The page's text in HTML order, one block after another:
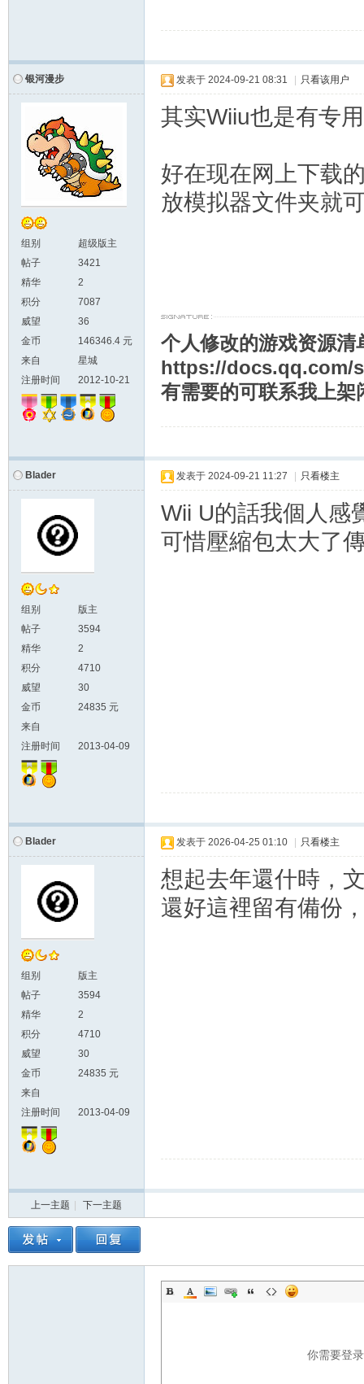
银河漫步
组别
超级版主
帖子
3421
精华
2
积分
7087
威望
36
金币
146346.4 元
来自
星城
注册时间
2012-10-21
发表于 2024-09-21 08:31 只看该用户
其实Wiiu也是有专
好在现在网上下载
放模拟器文件夹就
个人修改的游戏资源清
https://docs.qq.com/
有需要的可联系我上架
Blader
组别
版主
帖子
3594
精华
2
积分
4710
威望
30
金币
24835 元
来自
注册时间
2013-04-09
发表于 2024-09-21 11:27 只看楼主
Wii U的話我個人感
可惜壓縮包太大了
Blader
组别
版主
帖子
3594
精华
2
积分
4710
威望
30
金币
24835 元
来自
注册时间
2013-04-09
发表于 2026-04-25 01:10 只看楼主
想起去年還什時，
還好這裡留有備份
上一主题 下一主题
你需要登